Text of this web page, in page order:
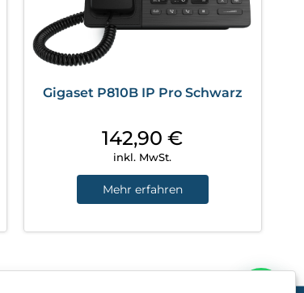
Gigaset P810B IP Pro Schwarz
142,90€
inkl. MwSt.
Mehr erfahren